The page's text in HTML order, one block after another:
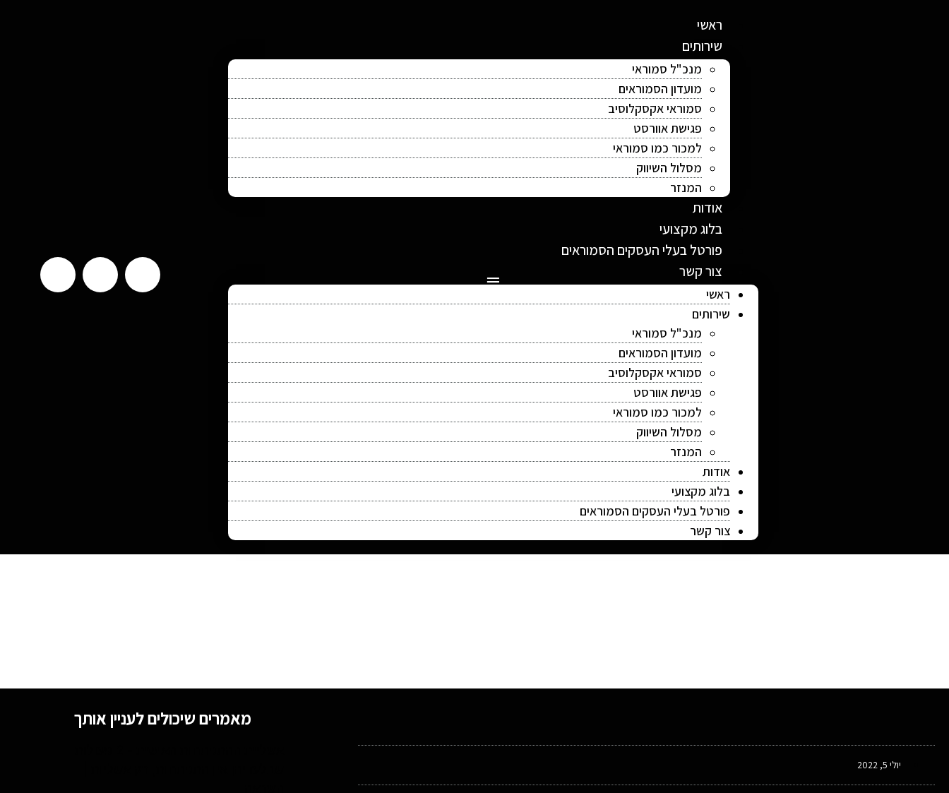
ראשי
שירותים
מנכ"ל סמוראי
מועדון הסמוראים
סמוראי אקסקלוסיב
פגישת אוורסט
למכור כמו סמוראי
מסלול השיווק
המנזר
אודות
בלוג מקצועי
פורטל בעלי העסקים הסמוראים
צור קשר
ראשי
שירותים
מנכ"ל סמוראי
מועדון הסמוראים
סמוראי אקסקלוסיב
פגישת אוורסט
למכור כמו סמוראי
מסלול השיווק
המנזר
אודות
בלוג מקצועי
פורטל בעלי העסקים הסמוראים
צור קשר
יולי 5, 2022
מאמרים שיכולים לעניין אותך